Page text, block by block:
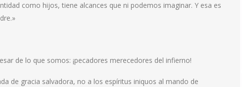
como hijos, tiene alcances que ni podemos imaginar. Y esa es
de lo que somos: ¡pecadores merecedores del infierno!
de gracia salvadora, no a los espíritus iniquos al mando de